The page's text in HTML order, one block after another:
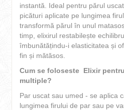
instantă. Ideal pentru părul
picături aplicate pe lungimea
transformă părul în unul
timp, elixirul restabilește
îmbunătățindu-i elasticitatea și
fin și mătăsos.
Cum se foloseste Elixir
multiple?
Par uscat sau umed - se aplica
lungimea firului de par sau pe